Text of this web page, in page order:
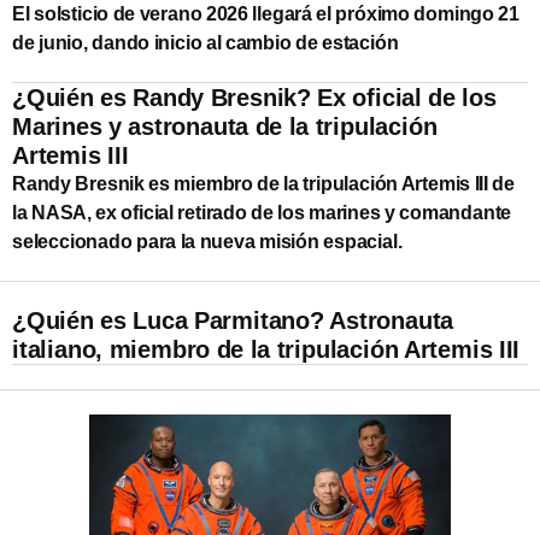
El solsticio de verano 2026 llegará el próximo domingo 21
de junio, dando inicio al cambio de estación
¿Quién es Randy Bresnik? Ex oficial de los
Marines y astronauta de la tripulación
Artemis III
Randy Bresnik es miembro de la tripulación Artemis III de
la NASA, ex oficial retirado de los marines y comandante
seleccionado para la nueva misión espacial.
¿Quién es Luca Parmitano? Astronauta
italiano, miembro de la tripulación Artemis III